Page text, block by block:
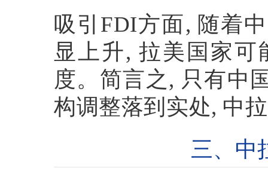
吸引 FDI方面, 随着
显上升, 拉美国家可
度。简言之, 只有中
构调整落到实处, 中
三、中